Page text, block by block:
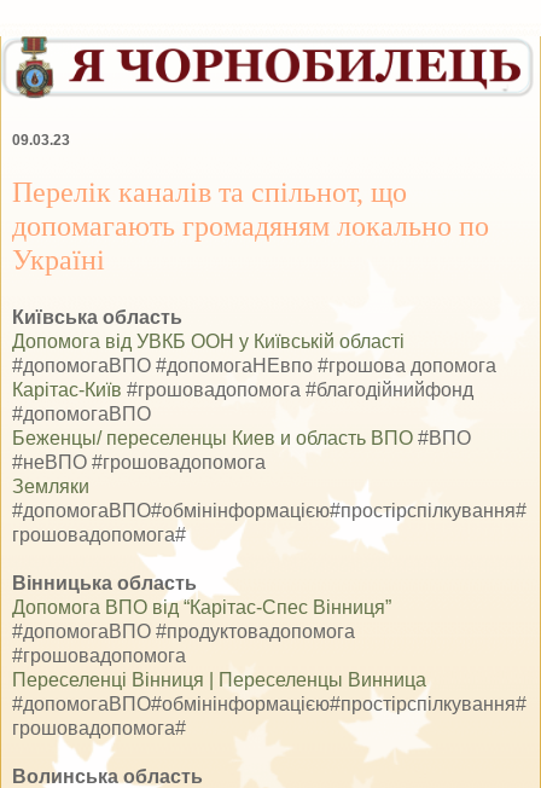
09.03.23
Перелік каналів та спільнот, що
допомагають громадяням локально по
Україні
Київська область
Допомога від УВКБ ООН у Київській області
#допомогаВПО #допомогаНЕвпо #грошова допомога
Карітас-Київ #грошовадопомога #благодійнийфонд
#допомогаВПО
Беженцы/ переселенцы Киев и область ВПО #ВПО
#неВПО #грошовадопомога
Земляки
#допомогаВПО#обмінінформацією#простірспілкування#
грошовадопомога#
Вінницька область
Допомога ВПО від “Карітас-Спес Вінниця”
#допомогаВПО #продуктовадопомога
#грошовадопомога
Переселенці Вінниця | Переселенцы Винница
#допомогаВПО#обмінінформацією#простірспілкування#
грошовадопомога#
Волинська область